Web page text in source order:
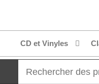
CD et Vinyles